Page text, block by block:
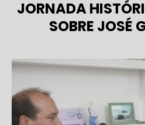
JORNADA
SOBRE JOSÉ